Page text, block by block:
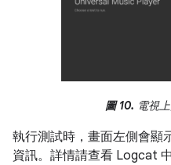
圖 10. 電視
執行測試時，畫面左側會顯
資訊。詳情請查看 Logcat